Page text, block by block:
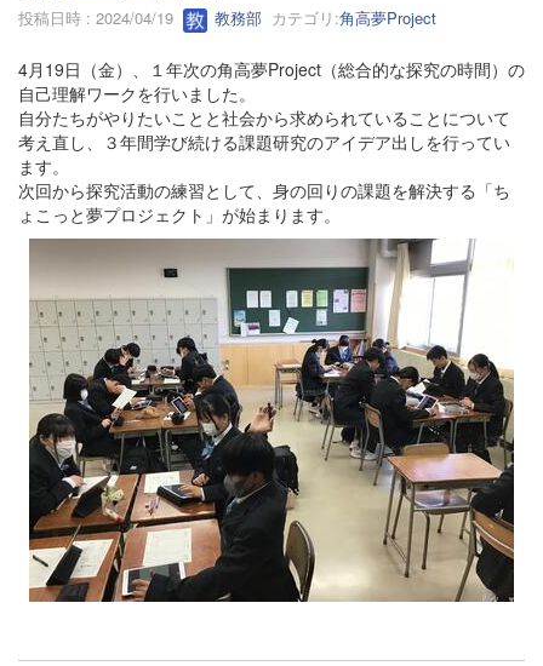
投稿日時 : 2024/04/19 教務部 カテゴリ:角高夢Project
4月19日（金）、１年次の角高夢Project（総合的な探究の時間）の
自己理解ワークを行いました。
自分たちがやりたいことと社会から求められていることについて
考え直し、３年間学び続ける課題研究のアイデア出しを行ってい
ます。
次回から探究活動の練習として、身の回りの課題を解決する「ち
ょこっと夢プロジェクト」が始まります。